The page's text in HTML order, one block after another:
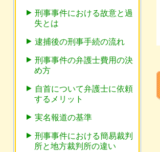
刑事事件における故意と過
失とは
逮捕後の刑事手続の流れ
刑事事件の弁護士費用の決
め方
自首について弁護士に依頼
するメリット
実名報道の基準
刑事事件における簡易裁判
所と地方裁判所の違い